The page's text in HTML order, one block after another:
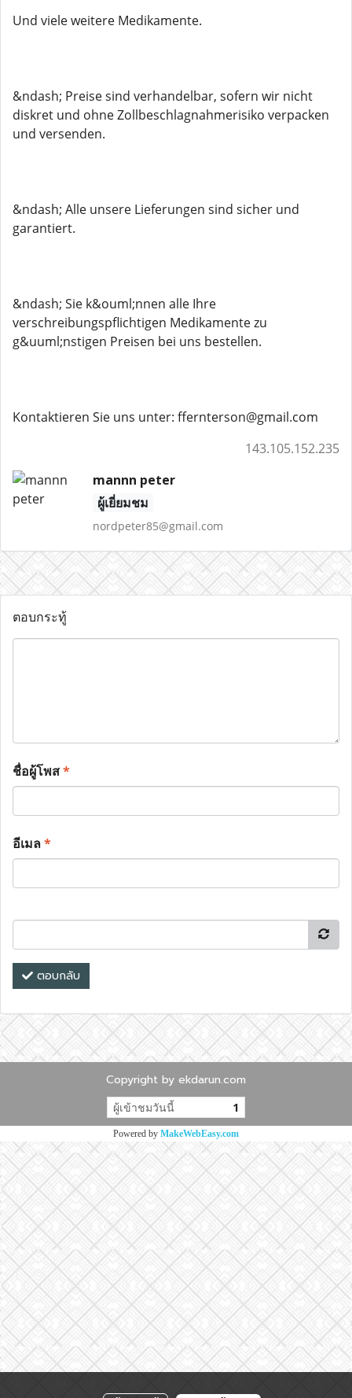
Und viele weitere Medikamente.
&ndash; Preise sind verhandelbar, sofern wir nicht
diskret und ohne Zollbeschlagnahmerisiko verpacken
und versenden.
&ndash; Alle unsere Lieferungen sind sicher und
garantiert.
&ndash; Sie k&ouml;nnen alle Ihre
verschreibungspflichtigen Medikamente zu
g&uuml;nstigen Preisen bei uns bestellen.
Kontaktieren Sie uns unter: ffernterson@gmail.com
143.105.152.235
mannn peter
ผู้เยี่ยมชม
nordpeter85@gmail.com
ตอบกระทู้
ชื่อผู้โพส*
อีเมล*
ตอบกลับ
Copyright by ekdarun.com
ผู้เข้าชมวันนี้ 1
Powered by MakeWebEasy.com